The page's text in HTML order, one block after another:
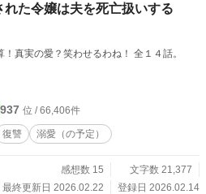
れた令嬢は夫を死亡扱いする
クズ夫の非常識を帳簿で粛々と清算！真実の愛？笑わせるわね！ 全１４話。
937 位 / 66,406件
復讐 溺愛（の予定）
感想数 15
文字数 21,377
最終更新日 2026.02.22
登録日 2026.02.14